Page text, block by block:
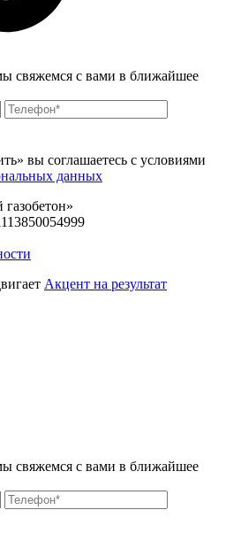
свяжемся с вами в ближайшее
вы соглашаетесь с условиями
данных
Акцент на результат
свяжемся с вами в ближайшее